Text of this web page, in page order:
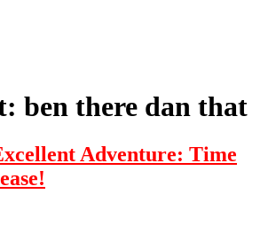
ben there dan that
Adventure: Time